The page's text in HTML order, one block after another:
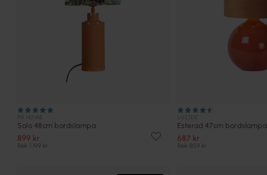
Solo 48cm bordslampa
899 kr
Rek. 1 199 kr
Esterad 47cm bordslampa
687 kr
Rek. 859 kr